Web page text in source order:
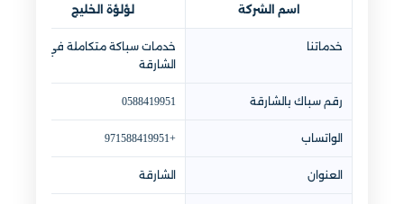
اسم الشركة لؤلؤة الخليج
خدماتنا
خدمات سباكة متكاملة في
الشارقة
رقم سباك بالشارقة 0588419951
الواتساب +971588419951
العنوان الشارقة